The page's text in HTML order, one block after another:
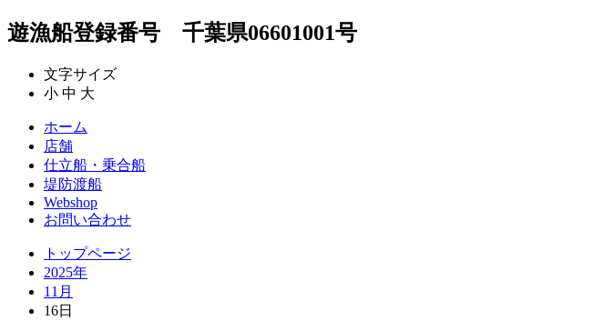
遊漁船登録番号 千葉県06601001号
文字サイズ
小 中 大
ホーム
店舗
仕立船・乗合船
堤防渡船
Webshop
お問い合わせ
トップページ
2025年
11月
16日